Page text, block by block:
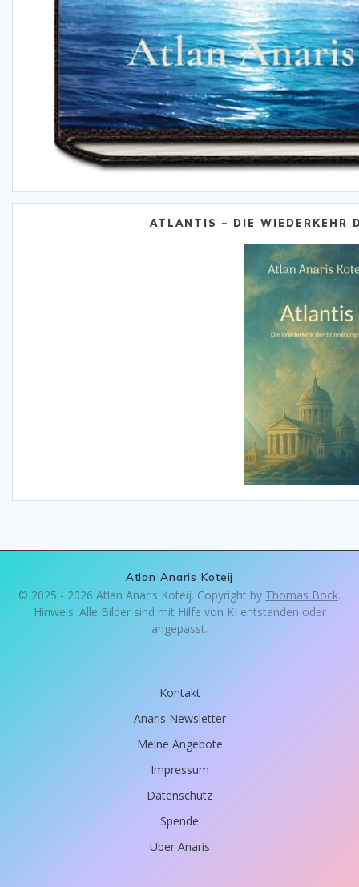
ATLANTIS – DIE WIEDERKEHR
Atlan Anaris Koteij
© 2025 - 2026 Atlan Anaris Koteij. Copyright by Thomas Bock.
Hinweis: Alle Bilder sind mit Hilfe von KI entstanden oder
angepasst.
Kontakt
Anaris Newsletter
Meine Angebote
Impressum
Datenschutz
Spende
Über Anaris